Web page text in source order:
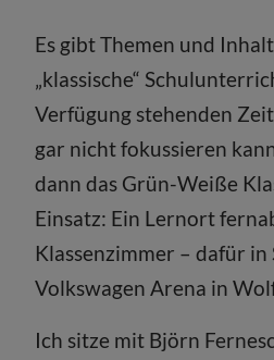
Es gibt Themen und
„klassische“
Verfügung stehenden
gar nicht fokussieren
dann das Grün-Weiße
Einsatz: Ein Lernort
Klassenzimmer – dafür in
Volkswagen Arena in
Ich sitze mit Björn